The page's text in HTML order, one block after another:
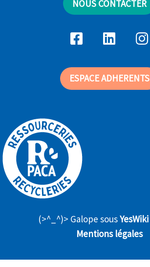
NOUS CONTACTER
ESPACE ADHERENTS
(>^_^)> Galope sousYesWiki
Mentions légales